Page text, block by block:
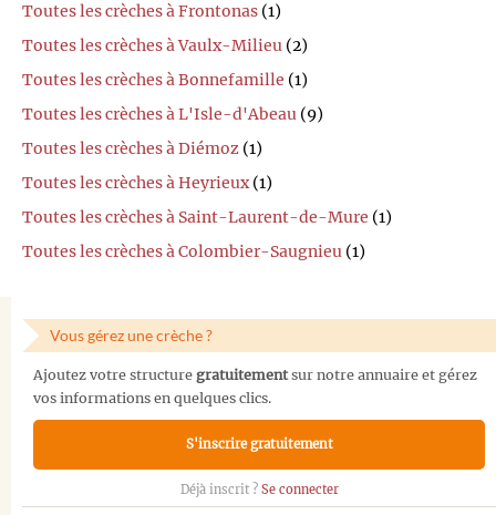
Toutes les crèches à Frontonas (1)
Toutes les crèches à Vaulx-Milieu (2)
Toutes les crèches à Bonnefamille (1)
Toutes les crèches à L'Isle-d'Abeau (9)
Toutes les crèches à Diémoz (1)
Toutes les crèches à Heyrieux(1)
Toutes les crèches à Saint-Laurent-de-Mure (1)
Toutes les crèches à Colombier-Saugnieu (1)
Vous gérez une crèche ?
Ajoutez votre structure gratuitementsur notre annuaire et gérez
vos informations en quelques clics.
S'inscrire gratuitement
Déjà inscrit ? Se connecter